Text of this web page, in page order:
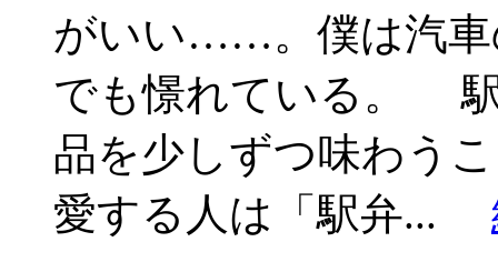
がいい……。僕は汽車
でも憬れている。
品を少しずつ味わう
愛する人は「駅弁...